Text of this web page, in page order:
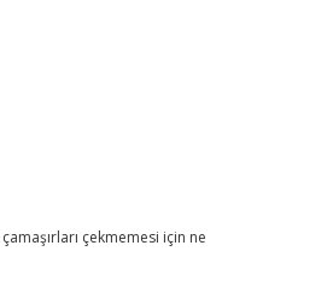
çekmemesi için ne